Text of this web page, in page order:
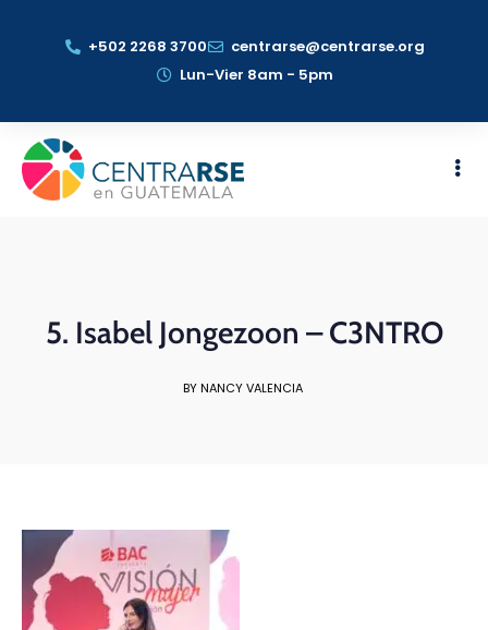
+502 2268 3700
centrarse@centrarse.org
Lun-Vier 8am - 5pm
5. Isabel Jongezoon – C3NTRO
BY NANCY VALENCIA